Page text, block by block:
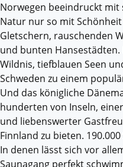
Norwegen beeindruckt
Natur nur so mit
Gletschern, rauschenden
und bunten
Wildnis, tiefblauen Seen
Schweden zu einem
Und das königliche
hunderten von Inseln,
und liebenswerter
Finnland zu bieten.
In denen lässt sich vor
Saunagang perfekt